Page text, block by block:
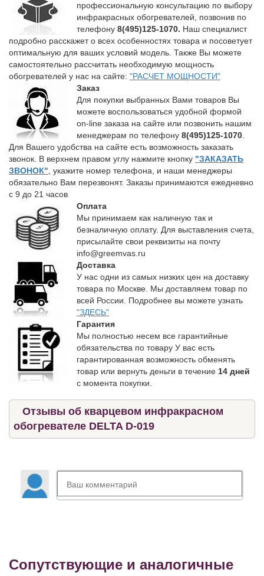
профессиональную консультацию по выбору
инфракрасных обогревателей, позвонив по
телефону 8(495)125-1070. Наш специалист
подробно расскажет о всех особенностях товара и посоветует
оптимальную для ваших условий модель. Также Вы можете
самостоятельно рассчитать необходимую мощность
обогревателей у нас на сайте: "РАСЧЕТ МОЩНОСТИ"
Заказ
Для покупки выбранных Вами товаров Вы
можете воспользоваться удобной формой
on-line заказа на сайте или позвонить нашим
менеджерам по телефону 8(495)125-1070.
Для Вашего удобства на сайте есть возможность заказать
звонок. В верхнем правом углу нажмите кнопку "ЗАКАЗАТЬ
ЗВОНОК", укажите номер телефона, и наши менеджеры
обязательно Вам перезвонят. Заказы принимаются ежедневно
с 9 до 21 часов
Оплата
Мы принимаем как наличную так и
безналичную оплату. Для выставления счета,
присылайте свои реквизиты на почту
info@greemvas.ru
Доставка
У нас одни из самых низких цен на доставку
товара по Москве. Мы доставляем товар по
всей России. Подробнее вы можете узнать
"ЗДЕСЬ"
Гарантия
Мы полностью несем все гарантийные
обязательства по товару У вас есть
гарантированная возможность обменять
товар или вернуть деньги в течение 14 дней
с момента покупки.
Отзывы об кварцевом инфракрасном
обогревателе DELTA D-019
Сопутствующие и аналогичные